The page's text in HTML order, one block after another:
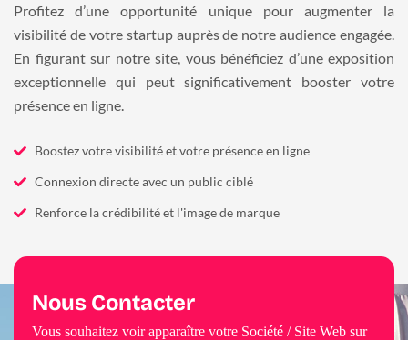
Profitez d’une opportunité unique pour augmenter la
visibilité de votre startup auprès de notre audience engagée.
En figurant sur notre site, vous bénéficiez d’une exposition
exceptionnelle qui peut significativement booster votre
présence en ligne.
Boostez votre visibilité et votre présence en ligne
Connexion directe avec un public ciblé
Renforce la crédibilité et l'image de marque
Nous Contacter
Vous souhaitez voir apparaître votre Société / Site Web sur